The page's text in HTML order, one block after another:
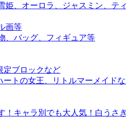
、オーロラ、ジャスミン、テ
画等
、バッグ、フィギュア等
定ブロックなど
トの女王、リトルマーメイド
キャラ別でも大人気！白うさ